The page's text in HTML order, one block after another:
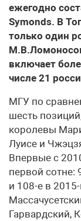
ежегодно
Symonds. В
только один
включает
числе 21
МГУ по
шесть
королевы
Луисе и
Впервые с
первой сотне:
и 108-е в
Гарвардский,